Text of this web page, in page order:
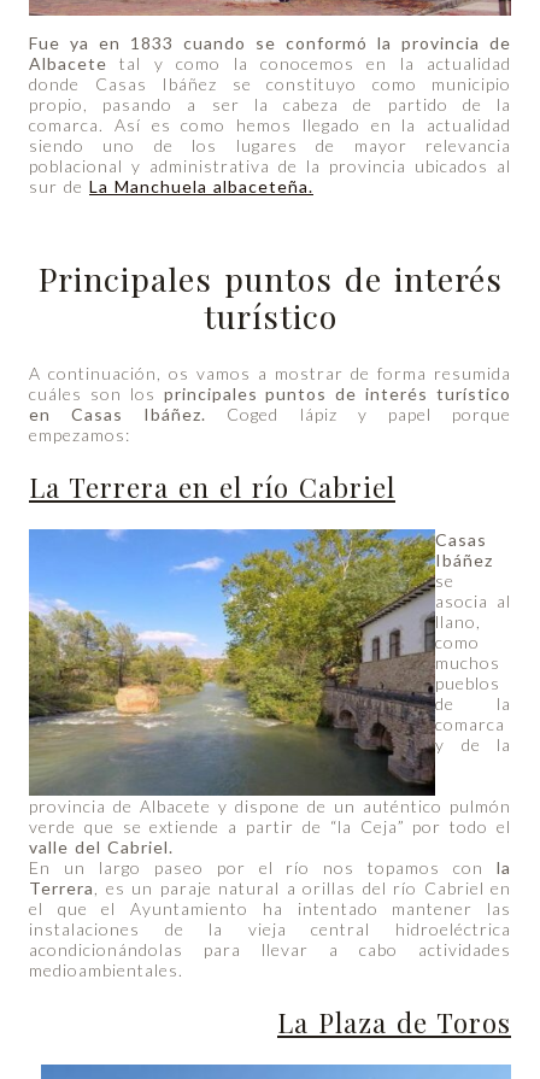
Fue ya en
1833 cuando se conformó la provincia de
Albacete tal y como la conocemos en la actualidad
donde Casas Ibáñez se constituyo como municipio
propio, pasando a ser la cabeza de partido de la
comarca. Así es como hemos llegado en la actualidad
siendo uno de los lugares de mayor relevancia
poblacional y administrativa de la provincia ubicados al
sur de La Manchuela albaceteña.
Principales puntos de interés
turístico
A continuación, os vamos a mostrar de forma resumida
cuáles son los principales puntos de interés turístico
en Casas Ibáñez.
Coged lápiz y papel porque
empezamos:
La Terrera en el río Cabriel
Casas
Ibáñez
se
asocia al
llano,
como
muchos
pueblos
de la
comarca
y de la
provincia de Albacete y dispone de un auténtico pulmón
verde que se extiende a partir de “la Ceja” por todo el
valle del Cabriel.
En un largo paseo por el río nos topamos con la
Terrera
, es un paraje natural a orillas del río Cabriel en
el que el Ayuntamiento ha intentado mantener las
instalaciones de la vieja central hidroeléctrica
acondicionándolas para llevar a cabo actividades
medioambientales.
La Plaza de Toros